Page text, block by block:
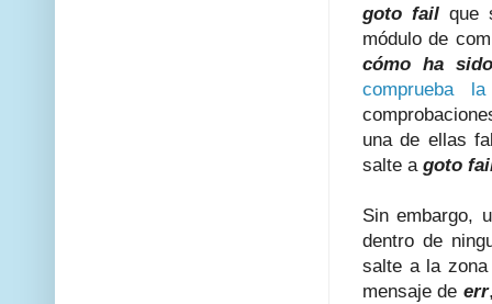
goto failque
módulo de
cómo ha
comprueba
una de ellas
salte a goto
Sin embargo,
dentro de
salte a la
mensaje de err